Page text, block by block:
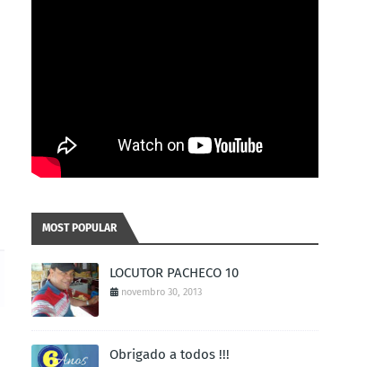
MOST POPULAR
LOCUTOR PACHECO 10
novembro 30, 2013
Obrigado a todos !!!